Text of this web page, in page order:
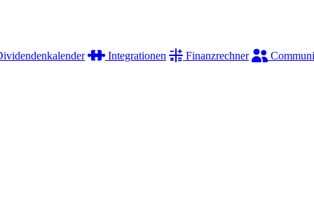
Integrationen Finanzrechner